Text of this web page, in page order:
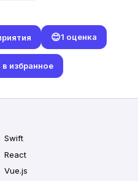
😊1 оценка
избранное
Swift
React
Vue.js